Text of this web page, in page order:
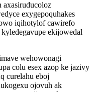
exygepoquhakes
iqihotylof cawirefo
ekijowedal
wehowonagi
colu esex azop ke jazivy
curelahu eboj
ojovuh ak